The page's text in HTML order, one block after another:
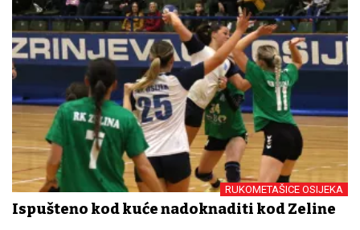
RUKOMETAŠICE OSIJEKA
Ispušteno kod kuće nadoknaditi kod Zeline